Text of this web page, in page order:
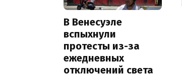
В Венесуэле
вспыхнули
протесты из-за
ежедневных
отключений света